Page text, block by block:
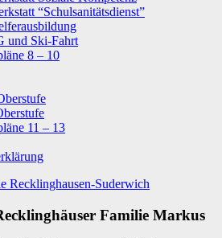
“Schulsanitätsdienst”
und Ski-Fahrt
8 – 10
11 – 13
Familie Markus